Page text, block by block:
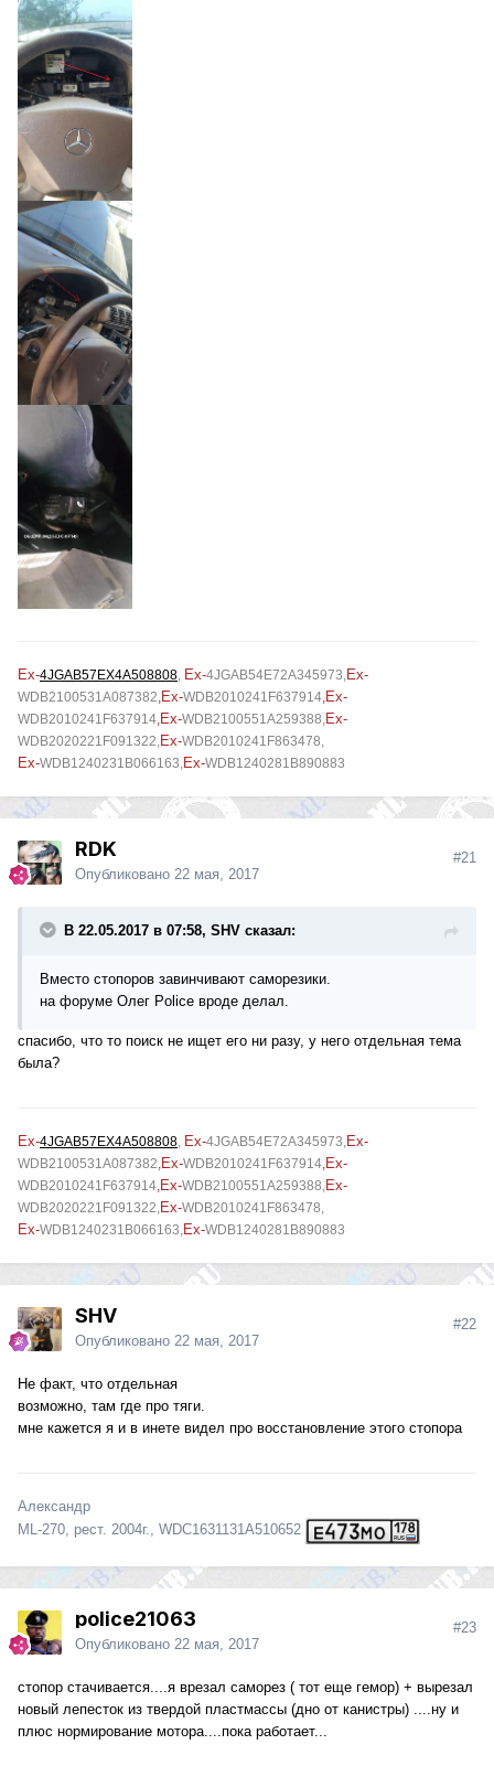
Ex-4JGAB57EX4A508808, Ex-4JGAB54E72A345973,Ex-
WDB2100531A087382,Ex-WDB2010241F637914,Ex-
WDB2010241F637914,Ex-WDB2100551A259388,Ex-
WDB2020221F091322,Ex-WDB2010241F863478,
Ex-WDB1240231B066163,Ex-WDB1240281B890883
RDK
Опубликовано 22 мая, 2017
#21
В 22.05.2017 в 07:58, SHV сказал:
Вместо стопоров завинчивают саморезики.
на форуме Олег Police вроде делал.
спасибо, что то поиск не ищет его ни разу, у него отдельная тема
была?
Ex-4JGAB57EX4A508808, Ex-4JGAB54E72A345973,Ex-
WDB2100531A087382,Ex-WDB2010241F637914,Ex-
WDB2010241F637914,Ex-WDB2100551A259388,Ex-
WDB2020221F091322,Ex-WDB2010241F863478,
Ex-WDB1240231B066163,Ex-WDB1240281B890883
SHV
Опубликовано 22 мая, 2017
#22
Не факт, что отдельная
возможно, там где про тяги.
мне кажется я и в инете видел про восстановление этого стопора
Александр
ML-270, рест. 2004г., WDC1631131A510652
police21063
Опубликовано 22 мая, 2017
#23
стопор стачивается....я врезал саморез ( тот еще гемор) + вырезал
новый лепесток из твердой пластмассы (дно от канистры) ....ну и
плюс нормирование мотора....пока работает...